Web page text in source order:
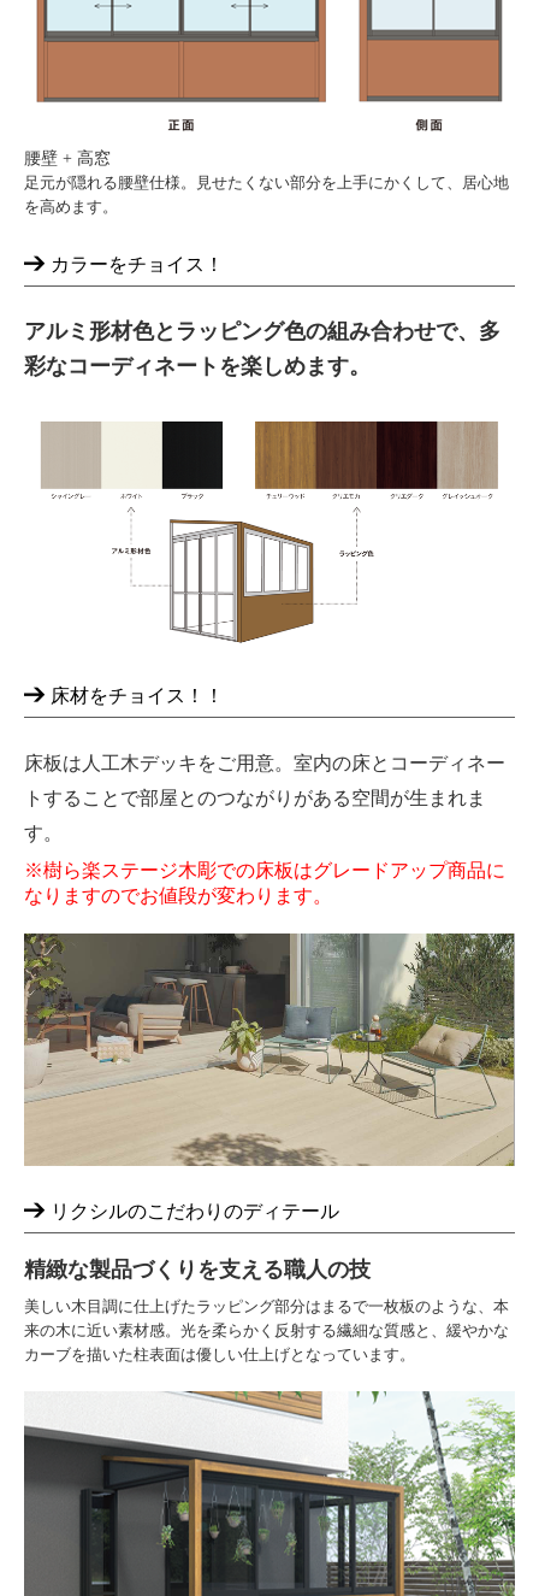
腰壁 + 高窓
足元が隠れる腰壁仕様。見せたくない部分を上手にかくして、居心地
を高めます。
カラーをチョイス！
アルミ形材色とラッピング色の組み合わせで、多
彩なコーディネートを楽しめます。
床材をチョイス！！
床板は人工木デッキをご用意。室内の床とコーディネー
トすることで部屋とのつながりがある空間が生まれま
す。
※樹ら楽ステージ木彫での床板はグレードアップ商品に
なりますのでお値段が変わります。
リクシルのこだわりのディテール
精緻な製品づくりを支える職人の技
美しい木目調に仕上げたラッピング部分はまるで一枚板のような、本
来の木に近い素材感。光を柔らかく反射する繊細な質感と、緩やかな
カーブを描いた柱表面は優しい仕上げとなっています。